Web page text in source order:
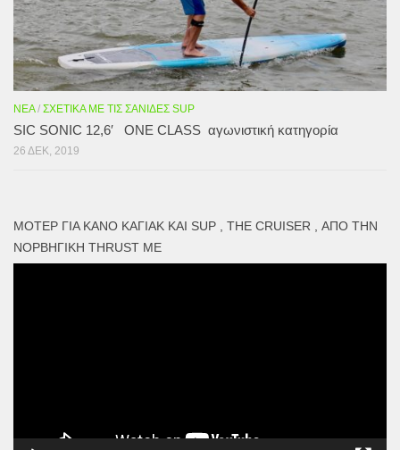
ΝΈΑ/ ΣΧΕΤΙΚΆ ΜΕ ΤΙΣ ΣΑΝΊΔΕΣ SUP
SIC SONIC 12,6′ ONE CLASS αγωνιστική κατηγορία
26 ΔΕΚ, 2019
ΜΟΤΕΡ ΓΙΑ ΚΑΝΌ ΚΑΓΙΑΚ ΚΑΙ SUP , THE CRUISER , ΑΠΌ ΤΗΝ
ΝΟΡΒΗΓΙΚΉ THRUST ME